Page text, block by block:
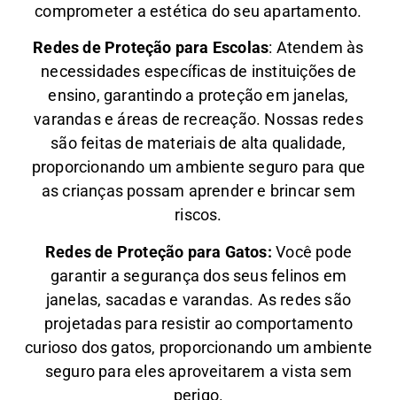
comprometer a estética do seu apartamento.
Redes de Proteção para Escolas: Atendem às
necessidades específicas de instituições de
ensino, garantindo a proteção em janelas,
varandas e áreas de recreação. Nossas redes
são feitas de materiais de alta qualidade,
proporcionando um ambiente seguro para que
as crianças possam aprender e brincar sem
riscos.
Redes de Proteção para Gatos: Você pode
garantir a segurança dos seus felinos em
janelas, sacadas e varandas. As redes são
projetadas para resistir ao comportamento
curioso dos gatos, proporcionando um ambiente
seguro para eles aproveitarem a vista sem
perigo.